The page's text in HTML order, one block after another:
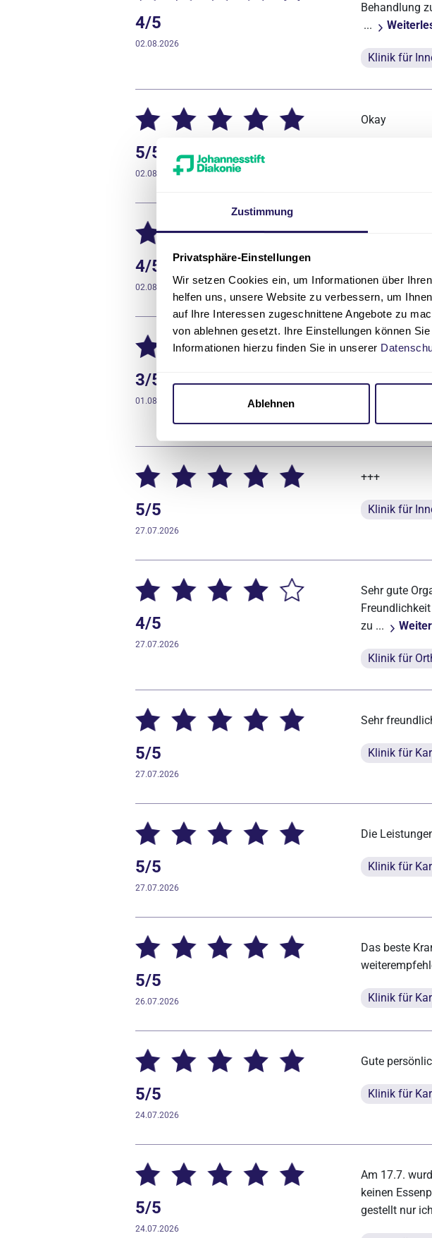
Zustimmung
Privatsphäre-Einstellungen
Wir setzen Cookies ein, um Informationen über
helfen uns, unsere Website zu verbessern, um
auf Ihre Interessen zugeschnittene Angebote zu
von ablehnen gesetzt. Ihre Einstellungen können
Informationen hierzu finden Sie in unserer
Ablehnen
4/5
02.08.2026
Behandlung
...
Klinik für
5/5
02.08.2026
Okay
4/5
02.08.2026
sehr gute und
Klinik für
3/5
01.08.2026
Zuviele
kommt, ...
5/5
27.07.2026
+++
Klinik für
4/5
27.07.2026
Sehr gute
zu ...
Klinik für
5/5
27.07.2026
Sehr
Klinik für
5/5
27.07.2026
Die
Klinik für
5/5
26.07.2026
Das beste
Klinik für
5/5
24.07.2026
Gute
Klinik für
5/5
24.07.2026
Am 17.7.
keinen
gestellt nur